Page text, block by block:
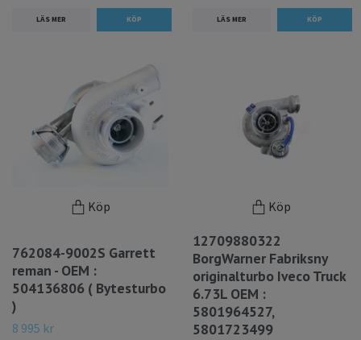
LÄS MER LÄS MER
Köp
762084-9002S Garrett
reman - OEM :
504136806 ( Bytesturbo
)
8 995 kr
Köp
12709880322
BorgWarner Fabriksny
originalturbo Iveco Truck
6.73L OEM :
5801964527,
5801723499